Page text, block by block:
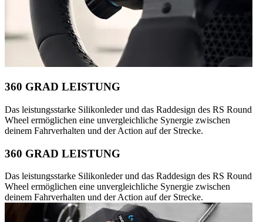
360 GRAD LEISTUNG
Das leistungsstarke Silikonleder und das Raddesign des RS Round
Wheel ermöglichen eine unvergleichliche Synergie zwischen
deinem Fahrverhalten und der Action auf der Strecke.
360 GRAD LEISTUNG
Das leistungsstarke Silikonleder und das Raddesign des RS Round
Wheel ermöglichen eine unvergleichliche Synergie zwischen
deinem Fahrverhalten und der Action auf der Strecke.